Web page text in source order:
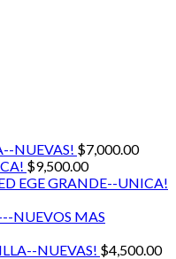
NUEVAS! $7,000.00
$9,500.00
EGE GRANDE--UNICA!
NUEVOS MAS
NUEVAS! $4,500.00